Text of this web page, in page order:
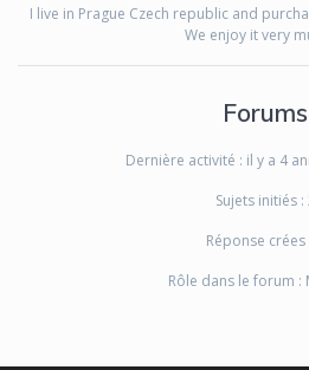
I live in Prague Czech republic and
We enjoy it very
Forums
Dernière activité : il y a 4
Sujets initiés :
Réponse crées
Rôle dans le forum :